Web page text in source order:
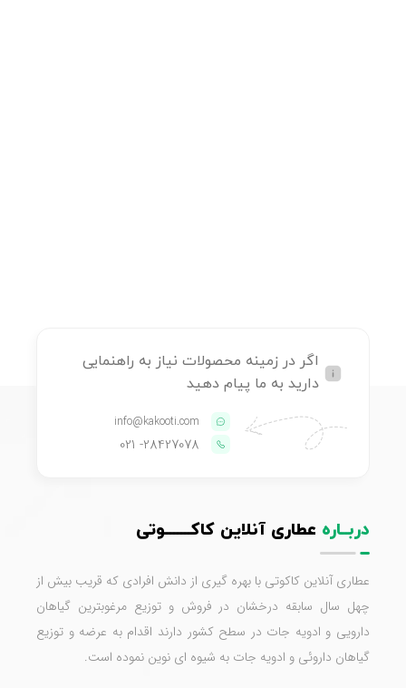
اگر در زمینه محصولات نیاز به راهنمایی
دارید به ما پیام دهید
info@kakooti.com
28427078
- 021
دربــاره عطاری آنلاین کاکـــــــوتی
عطاری آنلاین کاکوتی با بهره گیری از دانش افرادی که قریب بیش از
چهل سال سابقه درخشان در فروش و توزیع مرغوبترین گیاهان
دارویی و ادویه جات در سطح کشور دارند اقدام به عرضه و توزیع
گیاهان داروئی و ادویه جات به شیوه ای نوین نموده است.